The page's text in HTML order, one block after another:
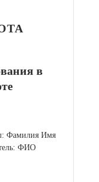
в
Фамилия Имя
ФИО